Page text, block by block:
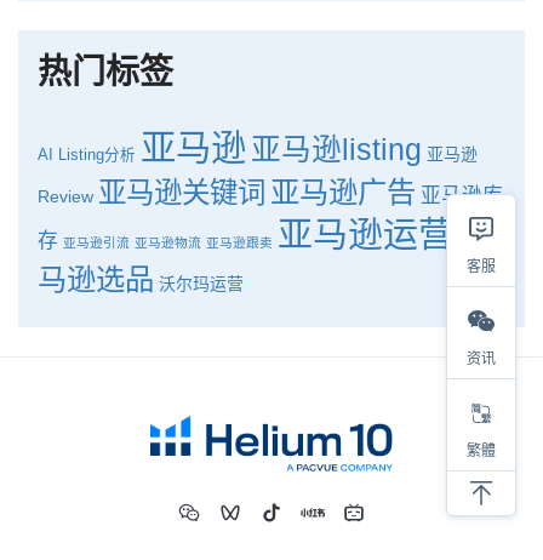
热门标签
AI Listing分析 亚马逊 亚马逊listing 亚马逊
Review 亚马逊关键词 亚马逊广告 亚马逊库
存 亚马逊引流 亚马逊物流 亚马逊跟卖 亚马逊运营
亚
马逊选品 沃尔玛运营
客服
资讯
繁體